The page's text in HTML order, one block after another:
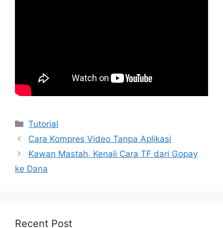
Kategori
Tutorial
Cara Kompres Video Tanpa Aplikasi
Kawan Mastah, Kenali Cara TF dari Gopay
ke Dana
Recent Post